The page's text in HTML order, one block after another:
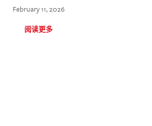
February 11, 2026
阅读更多